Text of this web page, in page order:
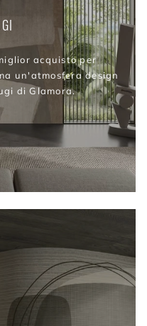
acquisto per
un'atmosfera design
di Glamora.